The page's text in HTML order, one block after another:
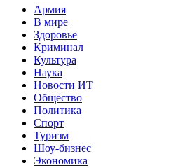
Армия
В мире
Здоровье
Криминал
Культура
Наука
Новости ИТ
Общество
Политика
Спорт
Туризм
Шоу-бизнес
Экономика